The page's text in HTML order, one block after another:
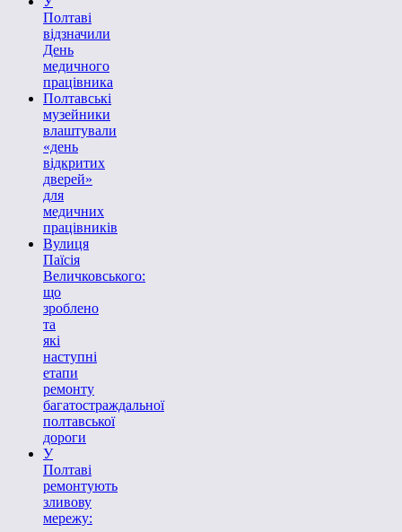
Полтаві
відзначили
День
медичного
працівника
Полтавські
музейники
влаштували
«день
відкритих
дверей»
для
медичних
працівників
Вулиця
Паїсія
Величковського:
що
зроблено
та
які
наступні
етапи
ремонту
багатостраждальної
полтавської
дороги
У
Полтаві
ремонтують
зливову
мережу: